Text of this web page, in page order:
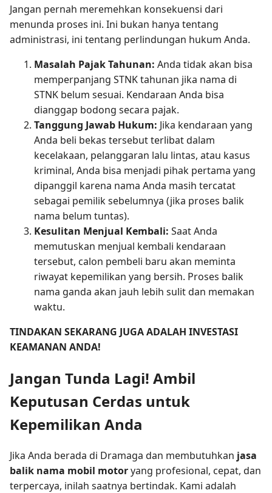
Jangan pernah meremehkan konsekuensi dari
menunda proses ini. Ini bukan hanya tentang
administrasi, ini tentang perlindungan hukum Anda.
Masalah Pajak Tahunan: Anda tidak akan bisa
memperpanjang STNK tahunan jika nama di
STNK belum sesuai. Kendaraan Anda bisa
dianggap bodong secara pajak.
Tanggung Jawab Hukum: Jika kendaraan yang
Anda beli bekas tersebut terlibat dalam
kecelakaan, pelanggaran lalu lintas, atau kasus
kriminal, Anda bisa menjadi pihak pertama yang
dipanggil karena nama Anda masih tercatat
sebagai pemilik sebelumnya (jika proses balik
nama belum tuntas).
Kesulitan Menjual Kembali: Saat Anda
memutuskan menjual kembali kendaraan
tersebut, calon pembeli baru akan meminta
riwayat kepemilikan yang bersih. Proses balik
nama ganda akan jauh lebih sulit dan memakan
waktu.
TINDAKAN SEKARANG JUGA ADALAH INVESTASI
KEAMANAN ANDA!
Jangan Tunda Lagi! Ambil
Keputusan Cerdas untuk
Kepemilikan Anda
Jika Anda berada di Dramaga dan membutuhkan jasa
balik nama mobil motoryang profesional, cepat, dan
terpercaya, inilah saatnya bertindak. Kami adalah